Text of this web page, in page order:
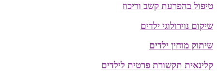
טיפול בהפרעת קשב וריכוז
שיקום נוירולוגי ילדים
שיתוק מוחין ילדים
קלינאית תקשורת פרטית לילדים